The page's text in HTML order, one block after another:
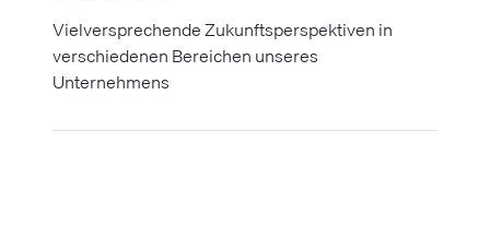
Vielversprechende Zukunftsperspektiven in
verschiedenen Bereichen unseres
Unternehmens